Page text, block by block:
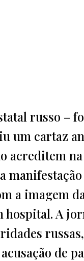
russo –
um cartaz
acreditem
a imagem
hospital. A
de